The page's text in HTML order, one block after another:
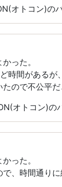
オトコン)のパ
った。
時間がある
ので不公平だ
オトコン)の
った。
、時間通りに